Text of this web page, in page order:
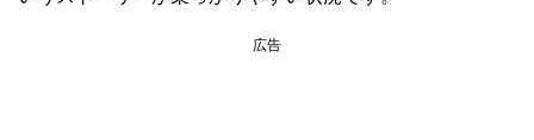
広告